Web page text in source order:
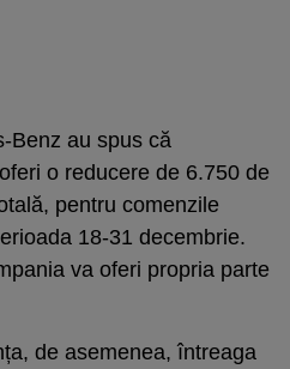
Benz au spus că
o reducere de 6.750 de
pentru comenzile
18-31 decembrie.
va oferi propria parte
de asemenea, întreaga